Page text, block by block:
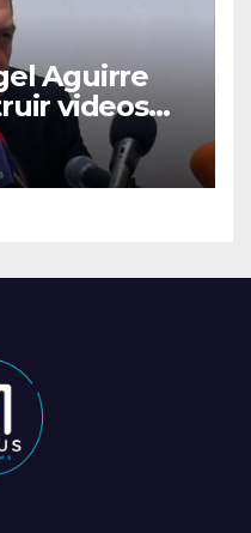
Aguirre
videos